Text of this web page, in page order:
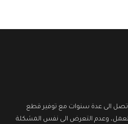
تصل الى عدة سنوات مع توفير قطع
وعدم التعرض الى نفس المشكلة